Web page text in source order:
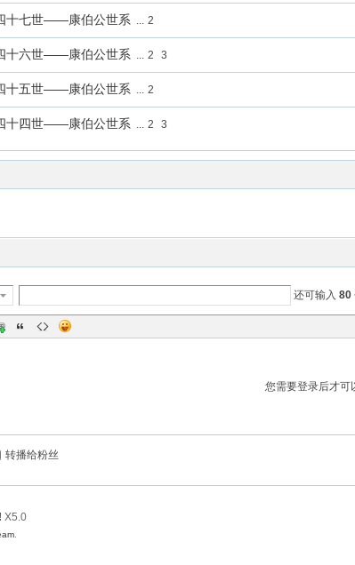
十七世——康伯公世系 ... 2
十六世——康伯公世系 ... 2 3
十五世——康伯公世系 ... 2
十四世——康伯公世系 ... 2 3
还可输入 80
您需要登录后才可
转播给粉丝
X5.0